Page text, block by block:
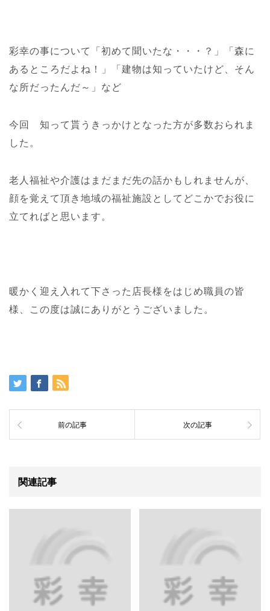
彩幸の事について「初めて聞いたな・・・？」「森に
あるところだよね！」「建物は知っていたけど、そん
な所だったんだ～」など
今回 知って貰うきっかけとなった方が多数おられま
した。
老人福祉や介護はまだまだ先の話かもしれませんが、
顔を覚えて頂き地域の福祉施設としてどこかでお役に
立てればと思います。
暖かく迎え入れて下さった店長様をはじめ職員の皆
様、この度は誠にありがとうございました。
前の記事 次の記事
関連記事